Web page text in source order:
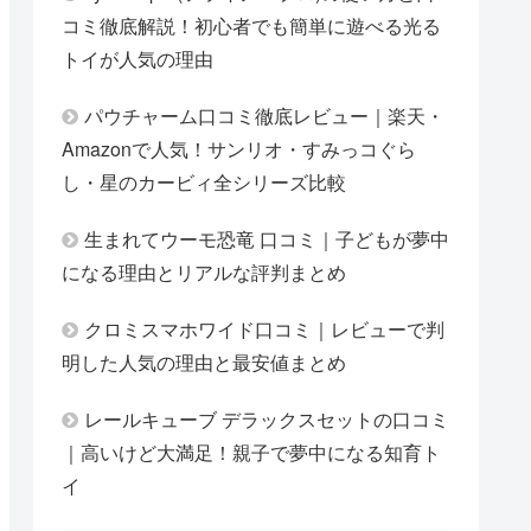
コミ徹底解説！初心者でも簡単に遊べる光る
トイが人気の理由
パウチャーム口コミ徹底レビュー｜楽天・
Amazonで人気！サンリオ・すみっコぐら
し・星のカービィ全シリーズ比較
生まれてウーモ恐竜 口コミ｜子どもが夢中
になる理由とリアルな評判まとめ
クロミスマホワイド口コミ｜レビューで判
明した人気の理由と最安値まとめ
レールキューブ デラックスセットの口コミ
｜高いけど大満足！親子で夢中になる知育ト
イ